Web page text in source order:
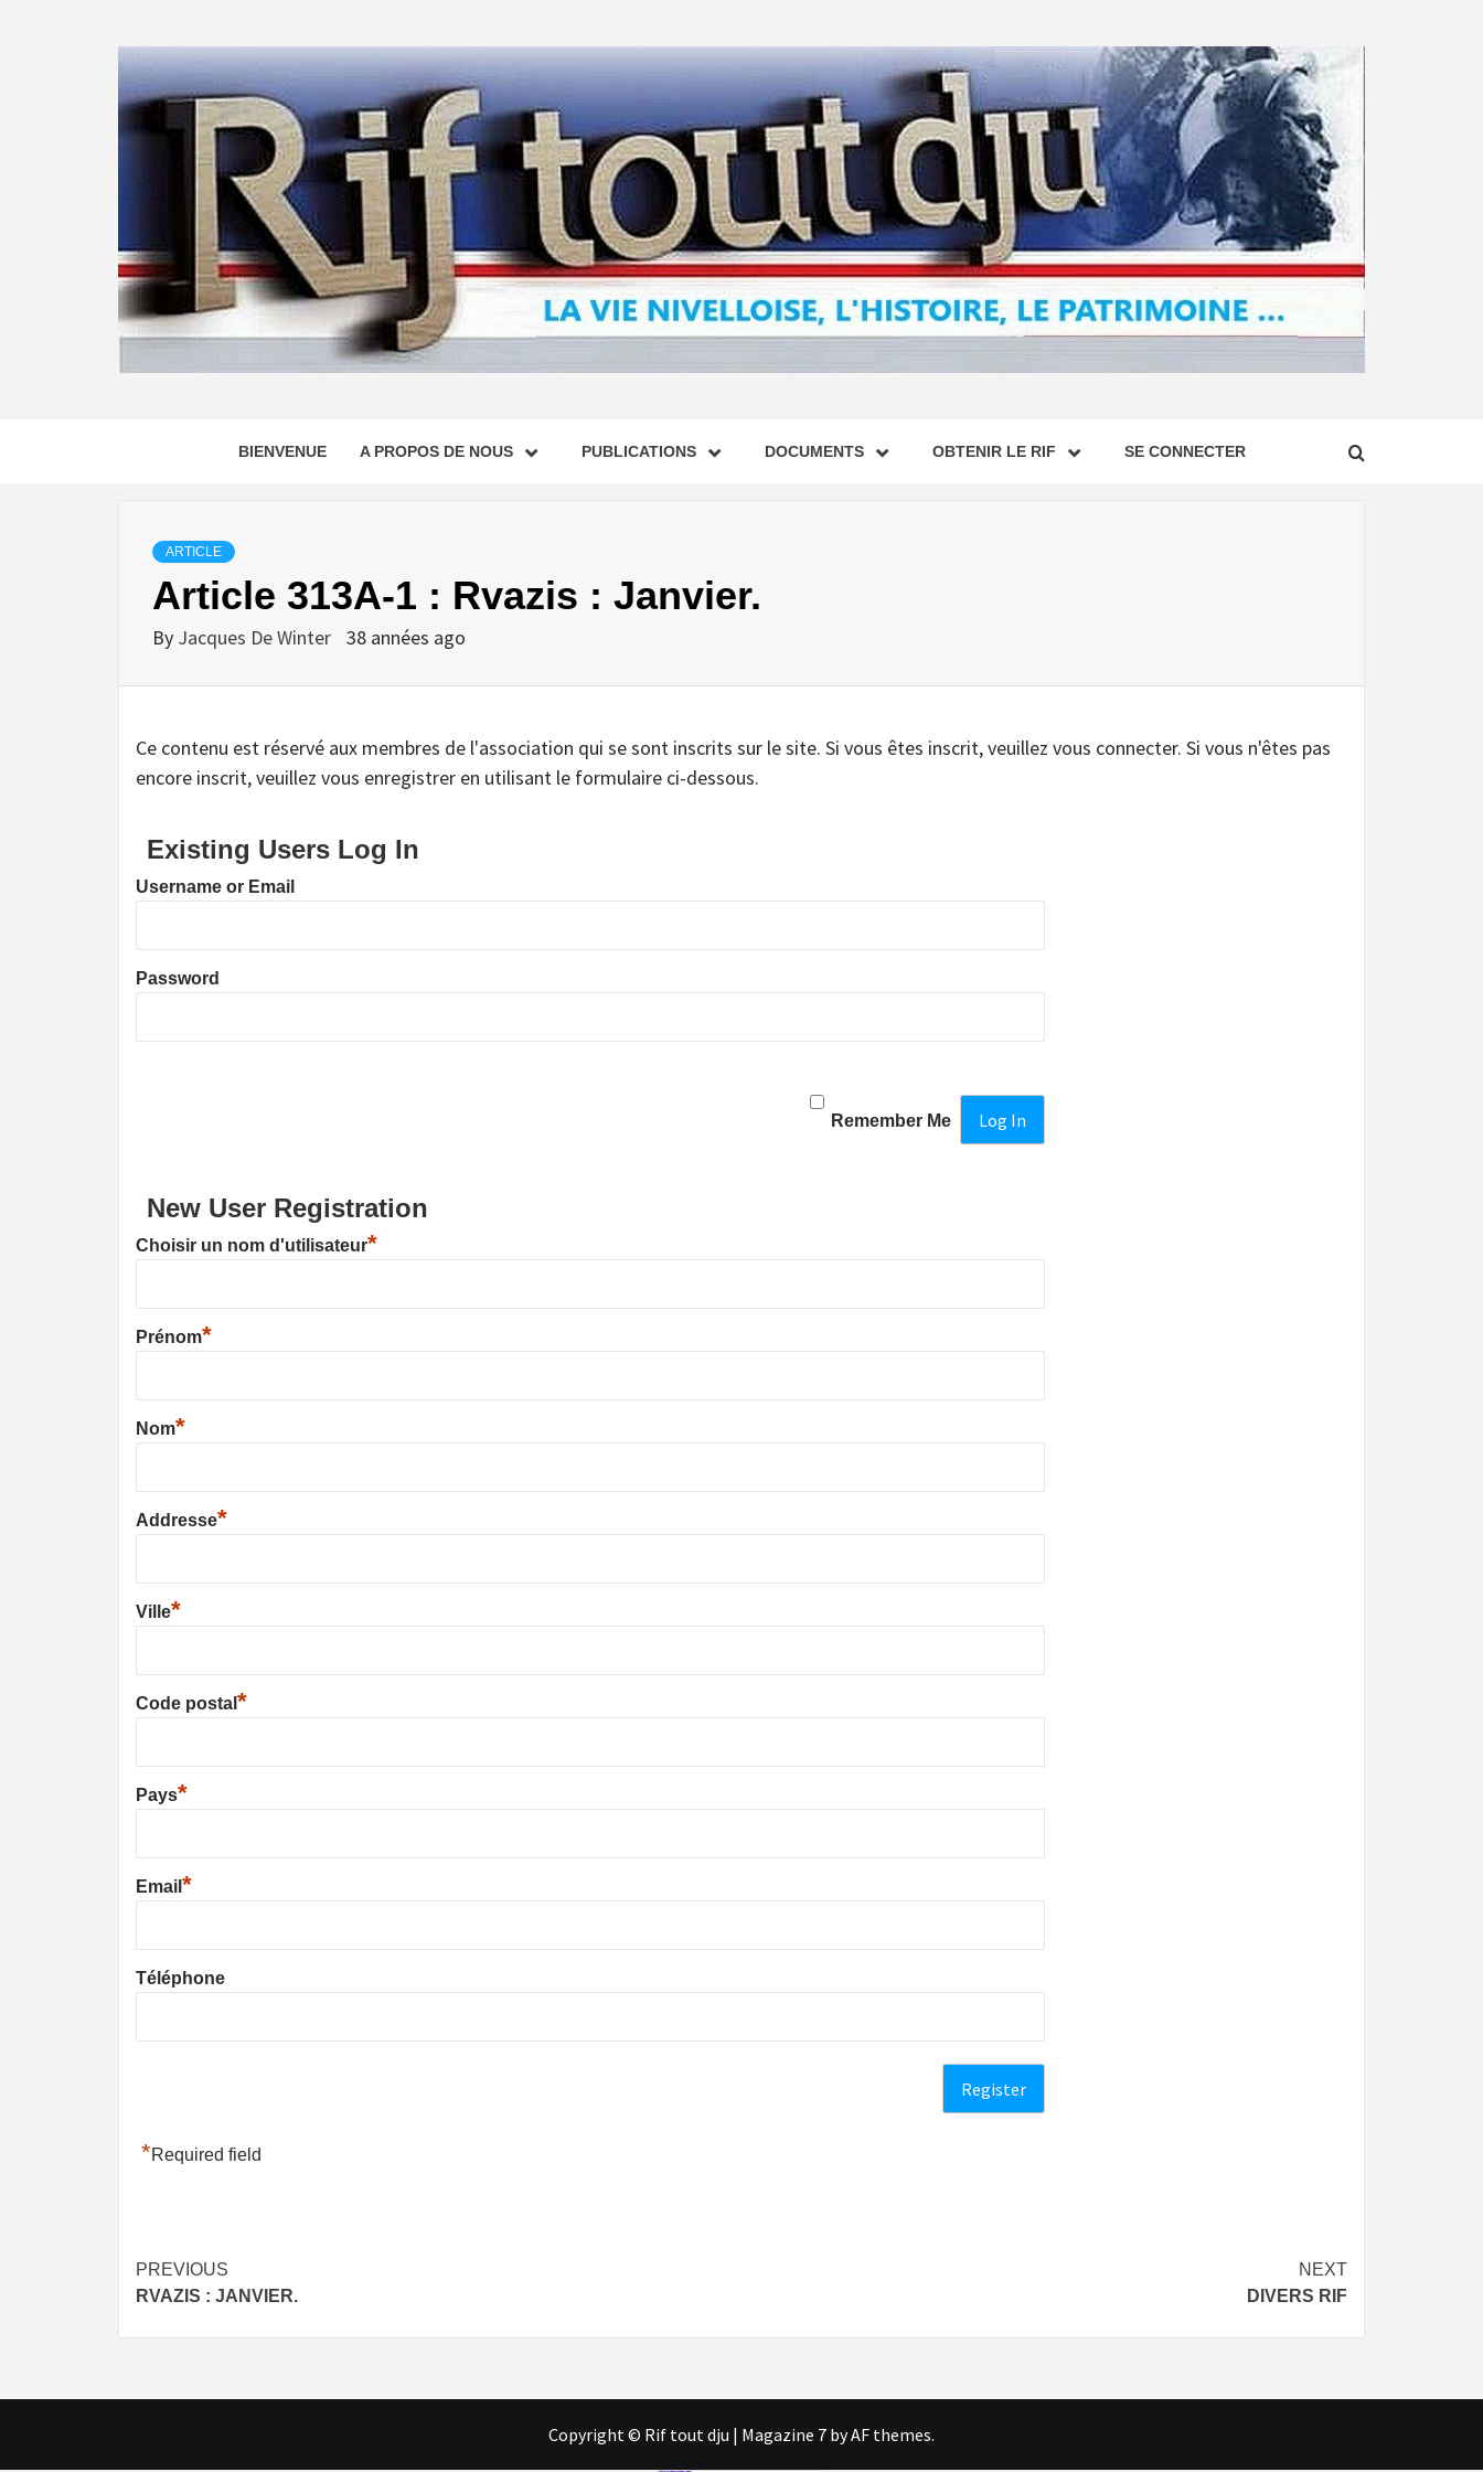
BIENVENUE A PROPOS DE NOUS PUBLICATIONS DOCUMENTS OBTENIR LE RIF SE CONNECTER
ARTICLE
Article 313A-1 : Rvazis : Janvier.
By Jacques De Winter 38 années ago
Ce contenu est réservé aux membres de l'association qui se sont inscrits sur le site. Si vous êtes inscrit, veuillez vous connecter. Si vous n'êtes pas
encore inscrit, veuillez vous enregistrer en utilisant le formulaire ci-dessous.
Existing Users Log In
Username or Email
Password
Remember Me
New User Registration
Choisir un nom d'utilisateur*
Prénom*
Nom*
Addresse*
Ville*
Code postal *
Pays*
Email *
Téléphone
*Required field
Post
navigation
PREVIOUS
RVAZIS : JANVIER.
NEXT
DIVERS RIF
Copyright © Rif tout dju | Magazine 7 by AF themes.